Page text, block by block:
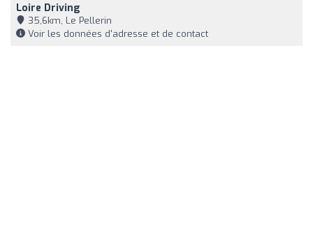
Loire Driving
35,6km, Le Pellerin
Voir les données d'adresse et de contact